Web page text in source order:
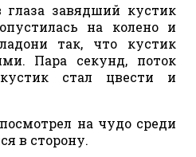
глаза завядший кустик
на колено и
так, что кустик
Пара секунд, поток
стал цвести и
на чудо среди
в сторону.